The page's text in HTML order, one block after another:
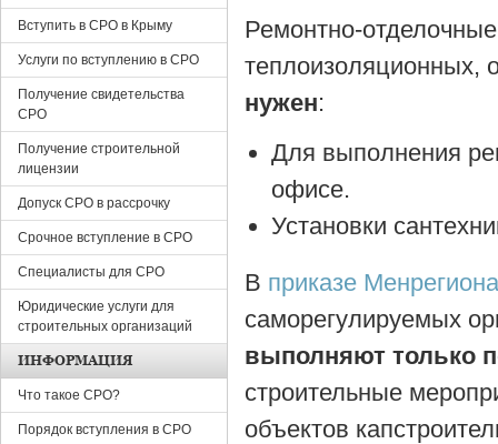
Ремонтно-
теплоизоляционных,
нужен:
Для выполнения
офисе.
Установки
В приказе
саморегулируемых
выполняют только
строительные
объектов
Вступить в СРО в Крыму
Услуги по вступлению в СРО
Получение свидетельства
СРО
Получение строительной
лицензии
Допуск СРО в рассрочку
Срочное вступление в СРО
Специалисты для СРО
Юридические услуги для
строительных организаций
ИНФОРМАЦИЯ
Что такое СРО?
Порядок вступления в СРО